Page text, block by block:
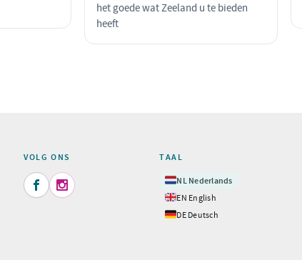
het goede wat Zeeland u te bieden
heeft
VOLG ONS
 
TAAL
🇳🇱NLNederlands
🇬🇧EN English
🇩🇪DEDeutsch